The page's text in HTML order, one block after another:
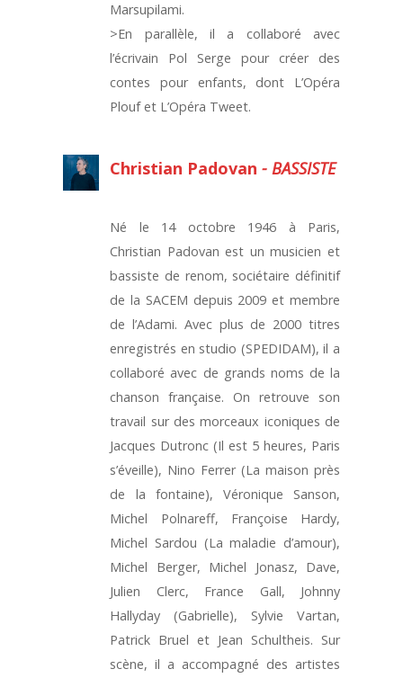
Marsupilami.
>En parallèle, il a collaboré avec
l’écrivain Pol Serge pour créer des
contes pour enfants, dont L’Opéra
Plouf et L’Opéra Tweet.
Christian Padovan - BASSISTE
Né le 14 octobre 1946 à Paris,
Christian Padovan est un musicien et
bassiste de renom, sociétaire définitif
de la SACEM depuis 2009 et membre
de l’Adami. Avec plus de 2000 titres
enregistrés en studio (SPEDIDAM), il a
collaboré avec de grands noms de la
chanson française. On retrouve son
travail sur des morceaux iconiques de
Jacques Dutronc (Il est 5 heures, Paris
s’éveille), Nino Ferrer (La maison près
de la fontaine), Véronique Sanson,
Michel Polnareff, Françoise Hardy,
Michel Sardou (La maladie d’amour),
Michel Berger, Michel Jonasz, Dave,
Julien Clerc, France Gall, Johnny
Hallyday (Gabrielle), Sylvie Vartan,
Patrick Bruel et Jean Schultheis. Sur
scène, il a accompagné des artistes